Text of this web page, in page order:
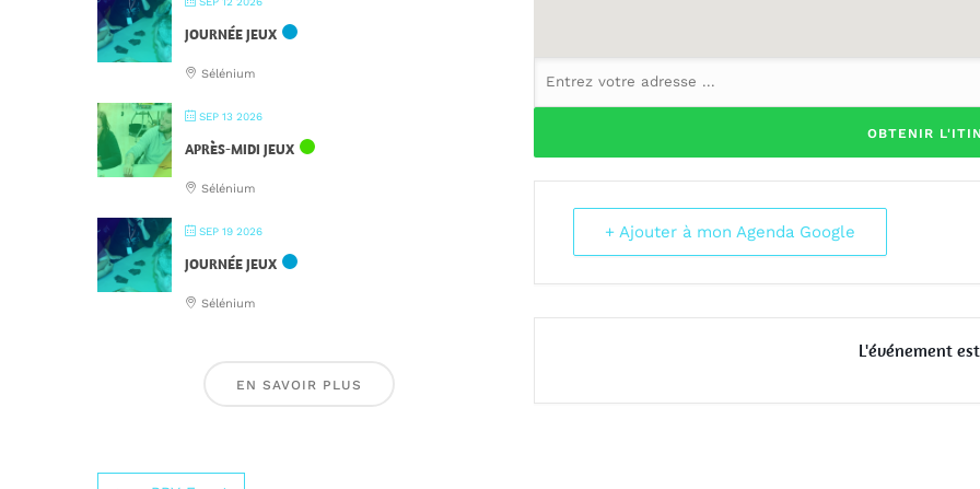
JOURNÉE JEUX
Sélénium
SEP 13 2026
APRÈS-MIDI JEUX
Sélénium
SEP 19 2026
JOURNÉE JEUX
Sélénium
EN SAVOIR PLUS
+ Ajouter à mon Agenda Google
L'événement